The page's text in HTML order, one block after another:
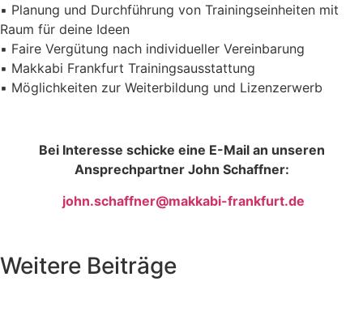
▪️ Planung und Durchführung von Trainingseinheiten mit
Raum für deine Ideen
▪️ Faire Vergütung nach individueller Vereinbarung
▪️ Makkabi Frankfurt Trainingsausstattung
▪️ Möglichkeiten zur Weiterbildung und Lizenzerwerb
Bei Interesse schicke eine E-Mail an unseren
Ansprechpartner John Schaffner:
john.schaffner@makkabi-frankfurt.de
Weitere Beiträge